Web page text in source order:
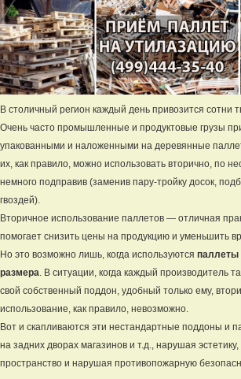
В столичный регион каждый день привозится сотни
Очень часто промышленные и продуктовые грузы
упакованными и наложенными на деревянные
их, как правило, можно использовать вторично, по
немного подправив (заменив пару-тройку досок,
гвоздей).
Вторичное использование паллетов — отличная
помогает снизить цены на продукцию и уменьшить
Но это возможно лишь, когда используются паллеты
размера. В ситуации, когда каждый производитель
свой собственный поддон, удобный только ему,
использование, как правило, невозможно.
Вот и скапливаются эти нестандартные поддоны и
на задних дворах магазинов и т.д., нарушая
пространство и нарушая противопожарную